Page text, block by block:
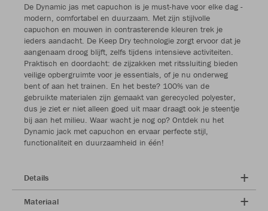
De Dynamic jas met capuchon is je must-have voor elke dag -
modern, comfortabel en duurzaam. Met zijn stijlvolle
capuchon en mouwen in contrasterende kleuren trek je
ieders aandacht. De Keep Dry technologie zorgt ervoor dat je
aangenaam droog blijft, zelfs tijdens intensieve activiteiten.
Praktisch en doordacht: de zijzakken met ritssluiting bieden
veilige opbergruimte voor je essentials, of je nu onderweg
bent of aan het trainen. En het beste? 100% van de
gebruikte materialen zijn gemaakt van gerecycled polyester,
dus je ziet er niet alleen goed uit maar draagt ook je steentje
bij aan het milieu. Waar wacht je nog op? Ontdek nu het
Dynamic jack met capuchon en ervaar perfecte stijl,
functionaliteit en duurzaamheid in één!
Details
Materiaal